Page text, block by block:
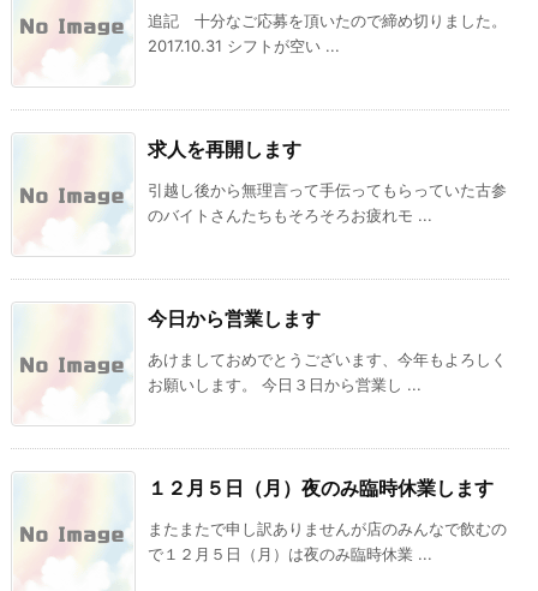
追記 十分なご応募を頂いたので締め切りました。
2017.10.31 シフトが空い ...
求人を再開します
引越し後から無理言って手伝ってもらっていた古参
のバイトさんたちもそろそろお疲れモ ...
今日から営業します
あけましておめでとうございます、今年もよろしく
お願いします。 今日３日から営業し ...
１２月５日（月）夜のみ臨時休業します
またまたで申し訳ありませんが店のみんなで飲むの
で１２月５日（月）は夜のみ臨時休業 ...